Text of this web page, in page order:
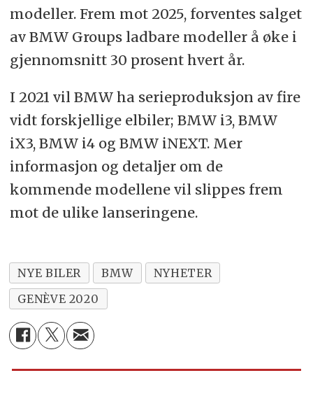
modeller. Frem mot 2025, forventes salget
av BMW Groups ladbare modeller å øke i
gjennomsnitt 30 prosent hvert år.
I 2021 vil BMW ha serieproduksjon av fire
vidt forskjellige elbiler; BMW i3, BMW
iX3, BMW i4 og BMW iNEXT. Mer
informasjon og detaljer om de
kommende modellene vil slippes frem
mot de ulike lanseringene.
NYE BILER BMW
NYHETER
GENÈVE 2020